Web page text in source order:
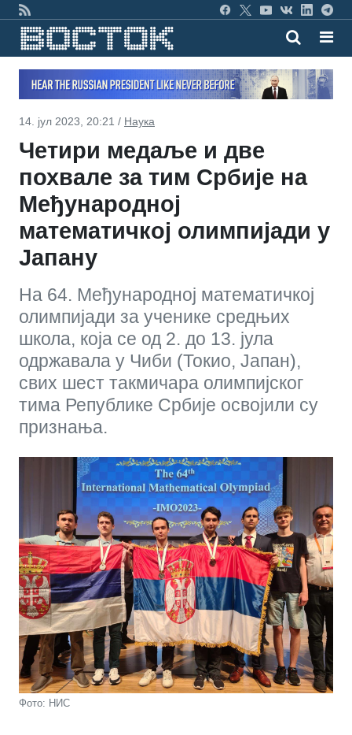
14. јул 2023, 20:21 / Наука
Четири медаље и две
похвале за тим Србије на
Међународној
математичкој олимпијади у
Јапану
На 64. Међународној математичкој
олимпијади за ученике средњих
школа, која се од 2. до 13. јула
одржавала у Чиби (Токио, Јапан),
свих шест такмичара олимпијског
тима Републике Србије освојили су
признања.
Фото: НИС